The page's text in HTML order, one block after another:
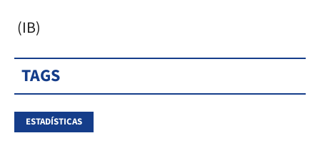
(IB)
TAGS
ESTADÍSTICAS